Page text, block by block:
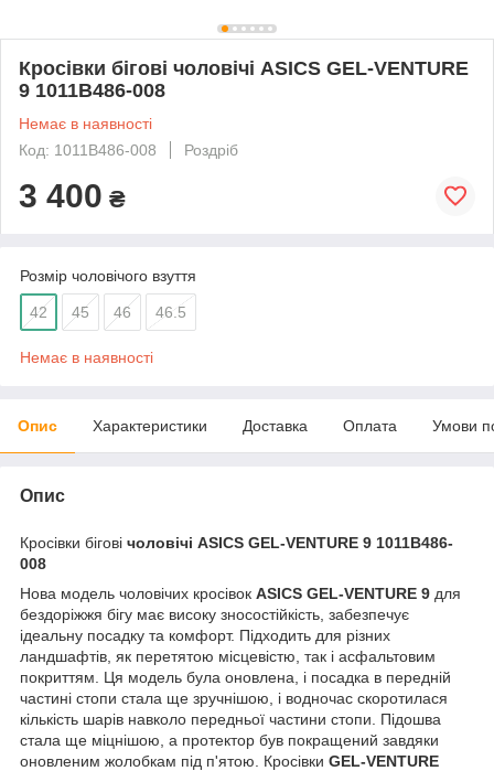
Кросівки бігові чоловічі ASICS GEL-VENTURE
9 1011B486-008
Немає в наявності
Код: 1011B486-008
Роздріб
3 400 ₴
Розмір чоловічого взуття
42 45 46 46.5
Немає в наявності
Опис Характеристики Доставка Оплата Умови
Опис
Кросівки бігові чоловічі ASICS GEL-VENTURE 9 1011B486-
008
Нова модель чоловічих кросівок ASICS GEL-VENTURE 9 для
бездоріжжя бігу має високу зносостійкість, забезпечує
ідеальну посадку та комфорт. Підходить для різних
ландшафтів, як перетятою місцевістю, так і асфальтовим
покриттям. Ця модель була оновлена, і посадка в передній
частині стопи стала ще зручнішою, і водночас скоротилася
кількість шарів навколо передньої частини стопи. Підошва
стала ще міцнішою, а протектор був покращений завдяки
оновленим жолобкам під п'ятою. Кросівки GEL-VENTURE